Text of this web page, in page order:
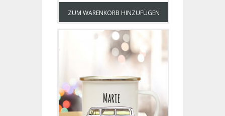
ZUM WARENKORB HINZUFÜGEN